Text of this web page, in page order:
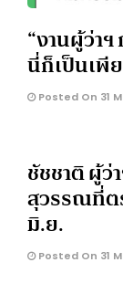
“งานผู้ว่า
นี่ก็เป็นเพี
Posted On 31
ชัชชาติ ผู้
สุวรรณที่ต
มิ.ย.
Posted On 31